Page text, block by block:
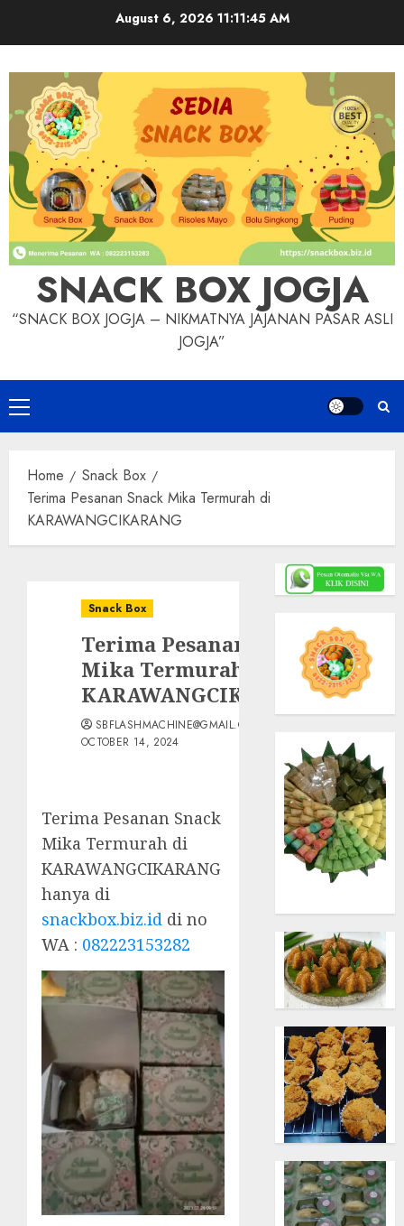
August 6, 2026 11:11:47 AM
SNACK BOX JOGJA
“SNACK BOX JOGJA – NIKMATNYA JAJANAN PASAR ASLI
JOGJA”
Primary
Menu
Home
Snack Box
Terima Pesanan Snack Mika Termurah di
KARAWANGCIKARANG
Snack Box
Terima Pesanan Snack
Mika Termurah di
KARAWANGCIKARANG
SBFLASHMACHINE@GMAIL.COM
OCTOBER 14, 2024
Terima Pesanan Snack
Mika Termurah di
KARAWANGCIKARANG
hanya di
snackbox.biz.id di no
WA : 082223153282